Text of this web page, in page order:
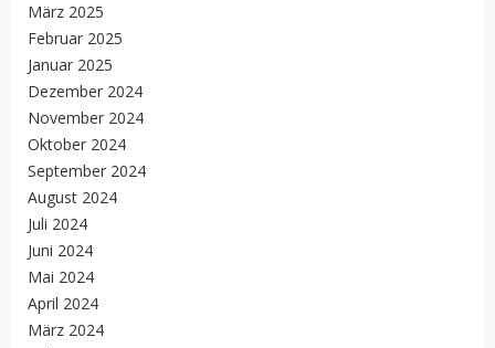
März 2025
Februar 2025
Januar 2025
Dezember 2024
November 2024
Oktober 2024
September 2024
August 2024
Juli 2024
Juni 2024
Mai 2024
April 2024
März 2024